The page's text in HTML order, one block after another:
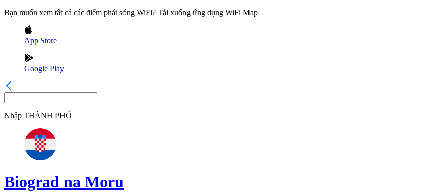
Bạn muốn xem tất cả các điểm phát sóng WiFi? Tải xuống ứng dụng WiFi Map
App Store
Google Play
Nhập THÀNH PHỐ
Biograd na Moru